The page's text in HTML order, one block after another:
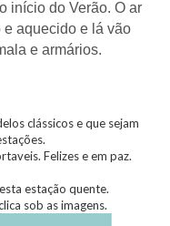
início do Verão. O ar
e aquecido e lá vão
e armários.
clássicos e que sejam
Felizes e em paz.
estação quente.
sob as imagens.